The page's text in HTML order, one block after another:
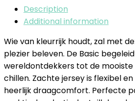
Description
Additional information
Wie van kleurrijk houdt, zal met
plezier beleven. De Basic
wereldontdekkers tot de mooiste
chillen. Zachte jersey is flexibel
heerlijk draagcomfort. Perfecte